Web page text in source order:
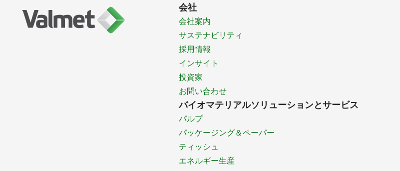
会社
会社案内
サステナビリティ
採用情報
インサイト
投資家
お問い合わせ
バイオマテリアルソリューションとサービス
パルプ
パッケージング＆ペーパー
ティッシュ
エネルギー生産